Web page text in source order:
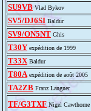
SU9VB Vlad Bykov
SV5/DJ6SI Baldur
SV9/ON5NT Ghis
T30Y expédition de 1999
T33X Baldur
T80A expédition de août 2005
TA2ZB Franz Langner
TF/G3TXF Nigel Cawthorne